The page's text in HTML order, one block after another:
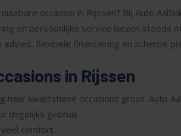
occasion in Rijssen? Bij Auto
en persoonlijke service kiezen steeds
flexibele financiering en scherpe
in Rijssen
naar kwalitatieve occasions groot. Auto
dagelijks gebruik
comfort